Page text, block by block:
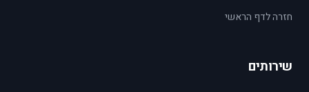
חזרה לדף הראשי
שירותים